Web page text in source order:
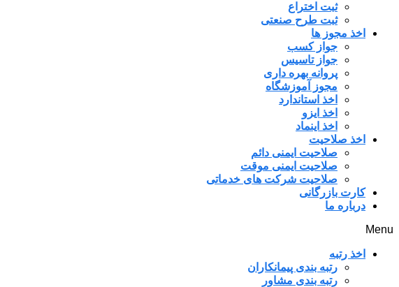
ثبت اختراع
ثبت طرح صنعتی
اخذ مجوز ها
جواز کسب
جواز تاسیس
پروانه بهره داری
مجوز آموزشگاه
اخذ استاندارد
اخذ ایزو
اخذ اینماد
اخذ صلاحیت
صلاحیت ایمنی دائم
صلاحیت ایمنی موقت
صلاحیت شرکت های خدماتی
کارت بازرگانی
درباره ما
Menu
اخذ رتبه
رتبه بندی پیمانکاران
رتبه بندی مشاور